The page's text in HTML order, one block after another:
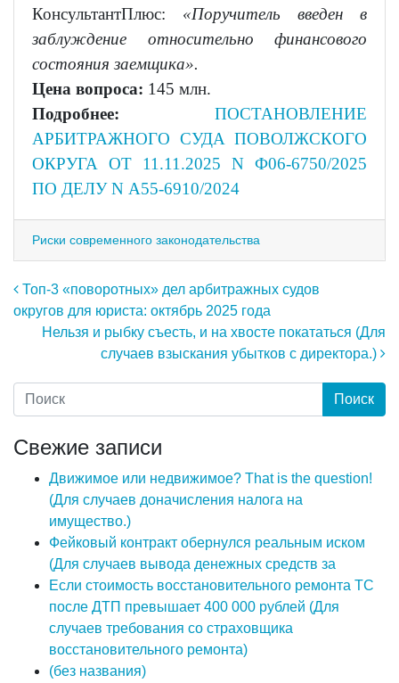
КонсультантПлюс: «Поручитель введен в
заблуждение относительно финансового
состояния заемщика».
Цена вопроса: 145 млн.
Подробнее: ПОСТАНОВЛЕНИЕ
АРБИТРАЖНОГО СУДА ПОВОЛЖСКОГО
ОКРУГА ОТ 11.11.2025 N Ф06-6750/2025
ПО ДЕЛУ N А55-6910/2024
Риски современного законодательства
Навигация по записям
Топ-3 «поворотных» дел арбитражных судов
округов для юриста: октябрь 2025 года
Нельзя и рыбку съесть, и на хвосте покататься (Для
случаев взыскания убытков с директора.)
Свежие записи
Движимое или недвижимое? That is the question!
(Для случаев доначисления налога на
имущество.)
Фейковый контракт обернулся реальным иском
(Для случаев вывода денежных средств за
Если стоимость восстановительного ремонта ТС
после ДТП превышает 400 000 рублей (Для
случаев требования со страховщика
восстановительного ремонта)
(без названия)